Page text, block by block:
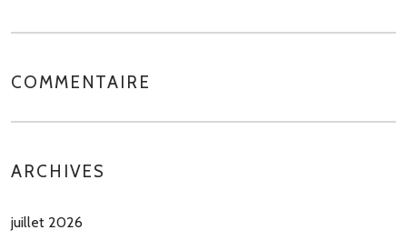
COMMENTAIRE
ARCHIVES
juillet 2026